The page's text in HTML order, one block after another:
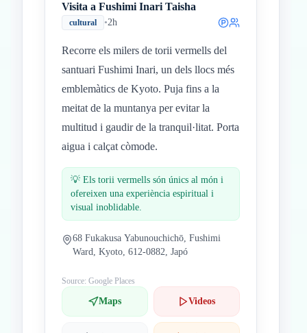
Visita a Fushimi Inari Taisha
cultural •2h
Recorre els milers de torii vermells del
santuari Fushimi Inari, un dels llocs més
emblemàtics de Kyoto. Puja fins a la
meitat de la muntanya per evitar la
multitud i gaudir de la tranquil·litat. Porta
aigua i calçat còmode.
💡 Els torii vermells són únics al món i
ofereixen una experiència espiritual i
visual inoblidable.
68 Fukakusa Yabunouchichō, Fushimi
Ward, Kyoto, 612-0882, Japó
Source: Google Places
Maps Videos